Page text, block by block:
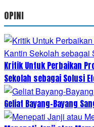
OPINI
Kritik Untuk Perbaikan
Sekolah sebagai Solusi
Geliat Bayang-Bayang